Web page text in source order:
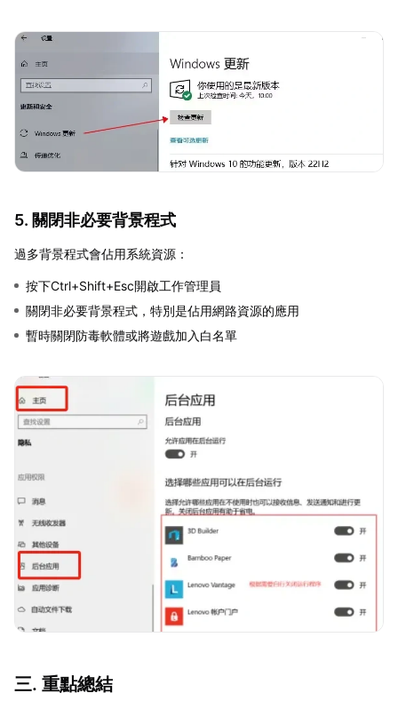
5. 關閉非必要背景程式
過多背景程式會佔用系統資源：
按下Ctrl+Shift+Esc開啟工作管理員
關閉非必要背景程式，特別是佔用網路資源的應用
暫時關閉防毒軟體或將遊戲加入白名單
三. 重點總結